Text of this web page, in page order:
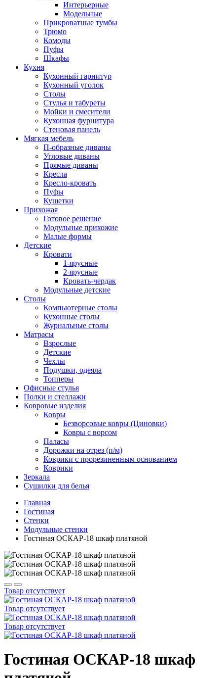
Интерьерные
Модельные
Прикроватные тумбы
Трюмо
Комоды
Пуфы
Шкафы
Кухня
Кухонный гарнитур
Кухонный уголок
Столы
Стулья и табуреты
Мойки и смесители
Кухонная фурнитура
Стеновая панель
Мягкая мебель
П-образные диваны
Угловые диваны
Прямые диваны
Кресла
Кресло-кровать
Пуфы
Кушетки
Прихожая
Готовое решение
Модульные прихожие
Малые формы
Детские
Кровати
1-ярусные
2-ярусные
Кровать-чердак
Модульные детские
Столы
Компьютерные столы
Кухонные столы
Журнальные столы
Матрасы
Взрослые
Детские
Чехлы
Подушки, одеяла
Топперы
Офисные стулья
Полки и стеллажи
Ковровые изделия
Ковры
Безворсовые ковры (Циновки)
Ковры с ворсом
Паласы
Дорожки на отрез (п/м)
Коврики с прорезиненным основанием
Коврики
Зеркала
Сушилки для белья
Главная
Гостиная
Стенки
Модульные стенки
Гостиная ОСКАР-18 шкаф платяной
Товар отсутствует
Товар отсутствует
Товар отсутствует
Гостиная ОСКАР-18 шкаф